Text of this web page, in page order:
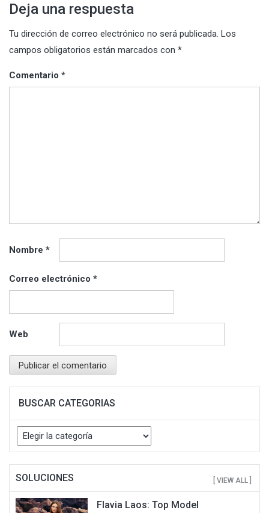
Deja una respuesta
Tu dirección de correo electrónico no será publicada. Los
campos obligatorios están marcados con *
Comentario *
Nombre *
Correo electrónico *
Web
BUSCAR CATEGORIAS
Buscar
Categorias
SOLUCIONES [ VIEW ALL ]
Flavia Laos: Top Model